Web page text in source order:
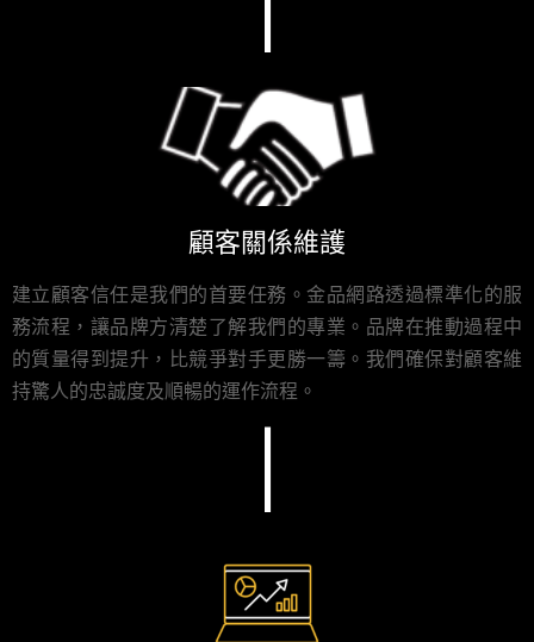
顧客關係維護
建立顧客信任是我們的首要任務。金品網路透過標準化的服
務流程，讓品牌方清楚了解我們的專業。品牌在推動過程中
的質量得到提升，比競爭對手更勝一籌。我們確保對顧客維
持驚人的忠誠度及順暢的運作流程。
I